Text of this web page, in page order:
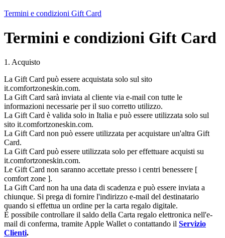
Termini e condizioni Gift Card
Termini e condizioni Gift Card
1. Acquisto
La Gift Card può essere acquistata solo sul sito
it.comfortzoneskin.com.
La Gift Card sarà inviata al cliente via e-mail con tutte le
informazioni necessarie per il suo corretto utilizzo.
La Gift Card è valida solo in Italia e può essere utilizzata solo sul
sito it.comfortzoneskin.com.
La Gift Card non può essere utilizzata per acquistare un'altra Gift
Card.
La Gift Card può essere utilizzata solo per effettuare acquisti su
it.comfortzoneskin.com.
Le Gift Card non saranno accettate presso i centri benessere [
comfort zone ].
La Gift Card non ha una data di scadenza e può essere inviata a
chiunque. Si prega di fornire l'indirizzo e-mail del destinatario
quando si effettua un ordine per la carta regalo digitale.
È possibile controllare il saldo della Carta regalo elettronica nell'e-
mail di conferma, tramite Apple Wallet o contattando il Servizio
Clienti.